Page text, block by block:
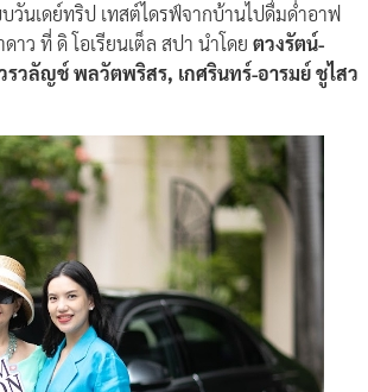
นเดย์ทริป เทสต์ไดรฟ์จากบ้านไปดื่มด่ำอาฟ
ว ที่ ดิ โอเรียนเต็ล สปา นำโดย ตวงรัตน์-
วลัญช์ พลวัตพริสร, เกศรินทร์-อารมย์ ชูไสว